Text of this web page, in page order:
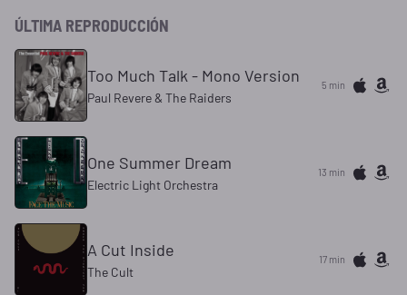
ÚLTIMA REPRODUCCIÓN
Too Much Talk - Mono Version
Paul Revere & The Raiders
5 min
One Summer Dream
Electric Light Orchestra
13 min
A Cut Inside
The Cult
17 min